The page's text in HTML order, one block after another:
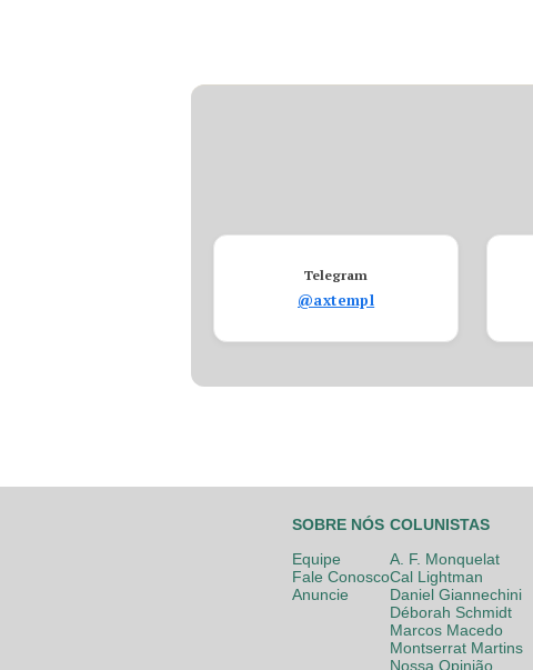
Telegram
@axtempl
SOBRE NÓS
Equipe
Fale Conosco
Anuncie
COLUNISTAS
A. F. Monquelat
Cal Lightman
Daniel Giannechini
Déborah Schmidt
Marcos Macedo
Montserrat Martins
Nossa Opinião